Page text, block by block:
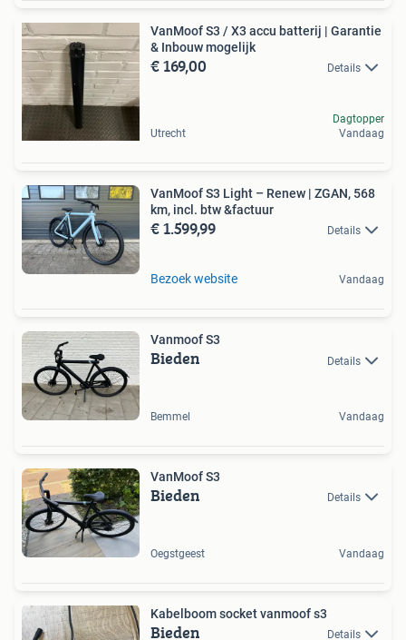
VanMoof S3 / X3 accu batterij | Garantie
& Inbouw mogelijk
€ 169,00 Details
Utrecht
Dagtopper
Vandaag
VanMoof S3 Light – Renew | ZGAN, 568
km, incl. btw &factuur
€ 1.599,99 Details
Bezoek website Vandaag
Vanmoof S3
Bieden Details
Bemmel Vandaag
VanMoof S3
Bieden Details
Oegstgeest Vandaag
Kabelboom socket vanmoof s3
Bieden Details